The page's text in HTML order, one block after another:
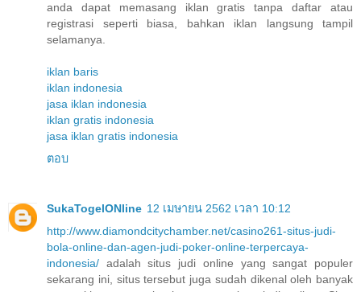
anda dapat memasang iklan gratis tanpa daftar atau
registrasi seperti biasa, bahkan iklan langsung tampil
selamanya.
iklan baris
iklan indonesia
jasa iklan indonesia
iklan gratis indonesia
jasa iklan gratis indonesia
ตอบ
SukaTogelONline 12 เมษายน 2562 เวลา 10:12
http://www.diamondcitychamber.net/casino261-situs-judi-
bola-online-dan-agen-judi-poker-online-terpercaya-
indonesia/ adalah situs judi online yang sangat populer
sekarang ini, situs tersebut juga sudah dikenal oleh banyak